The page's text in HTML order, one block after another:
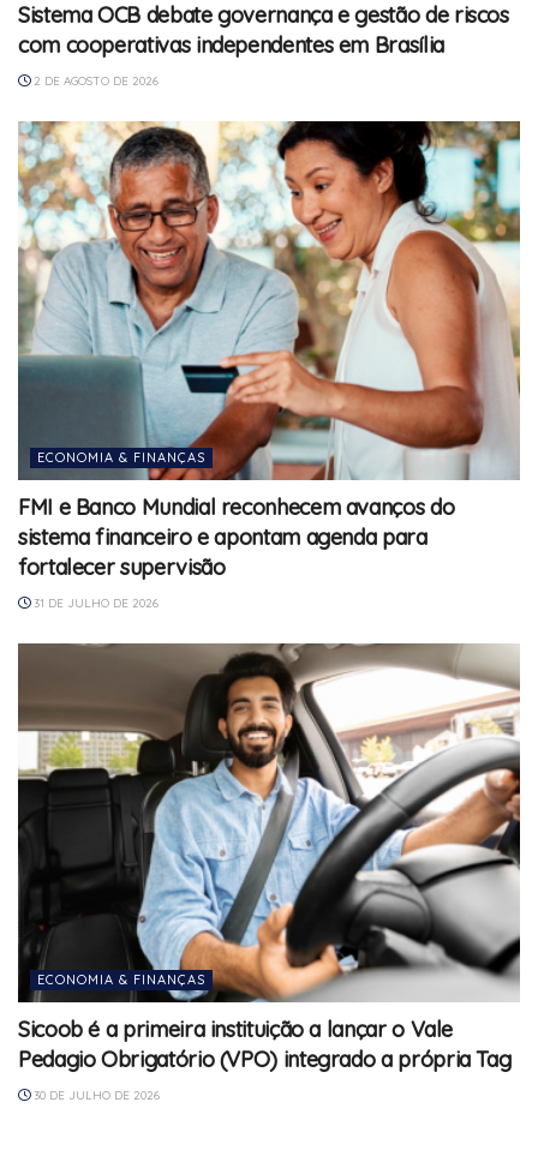
Sistema OCB debate governança e gestão de riscos
com cooperativas independentes em Brasília
2 DE AGOSTO DE 2026
ECONOMIA & FINANÇAS
FMI e Banco Mundial reconhecem avanços do
sistema financeiro e apontam agenda para
fortalecer supervisão
31 DE JULHO DE 2026
ECONOMIA & FINANÇAS
Sicoob é a primeira instituição a lançar o Vale
Pedagio Obrigatório (VPO) integrado a própria Tag
30 DE JULHO DE 2026